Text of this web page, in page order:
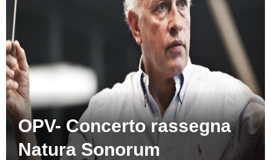
OPV- Concerto rassegna
Natura Sonorum